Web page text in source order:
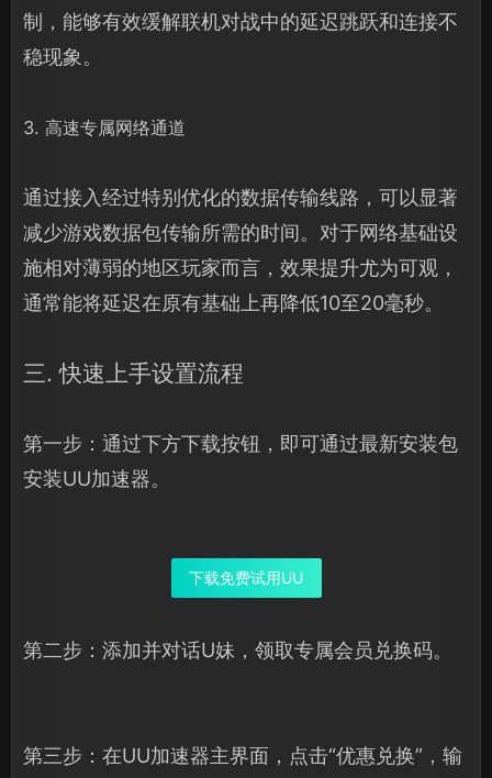
制，能够有效缓解联机对战中的延迟跳跃和连接不
稳现象。
3. 高速专属网络通道
通过接入经过特别优化的数据传输线路，可以显著
减少游戏数据包传输所需的时间。对于网络基础设
施相对薄弱的地区玩家而言，效果提升尤为可观，
通常能将延迟在原有基础上再降低10至20毫秒。
三. 快速上手设置流程
第一步：通过下方下载按钮，即可通过最新安装包
安装UU加速器。
下载免费试用UU
第二步：添加并对话U妹，领取专属会员兑换码。
第三步：在UU加速器主界面，点击“优惠兑换”，输